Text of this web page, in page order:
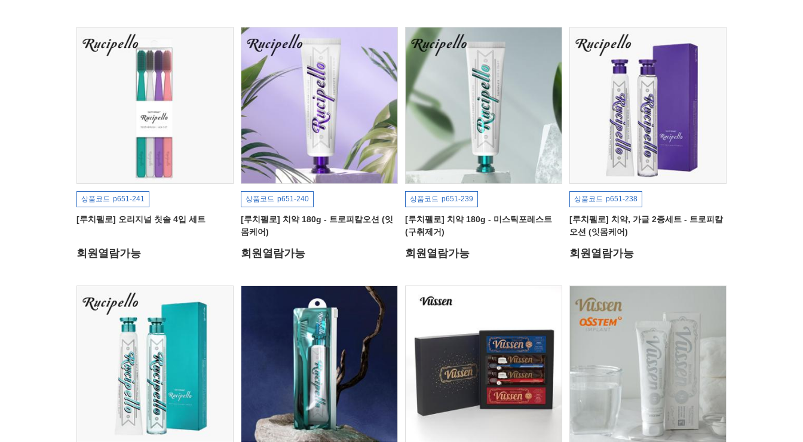
상품코드 p651-241
[루치펠로] 오리지널 칫솔 4입 세트
회원열람가능
상품코드 p651-240
[루치펠로] 치약 180g - 트로피칼오션 (잇
몸케어)
회원열람가능
상품코드 p651-239
[루치펠로] 치약 180g - 미스틱포레스트
(구취제거)
회원열람가능
상품코드 p651-238
[루치펠로] 치약, 가글 2종세트 - 트로피칼
오션 (잇몸케어)
회원열람가능